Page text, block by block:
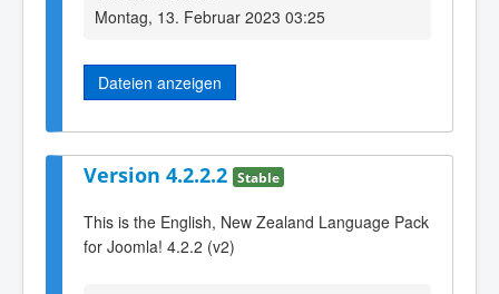
Montag, 13. Februar 2023 03:25
Dateien anzeigen
Version 4.2.2.2 Stable
This is the English, New Zealand Language Pack
for Joomla! 4.2.2 (v2)